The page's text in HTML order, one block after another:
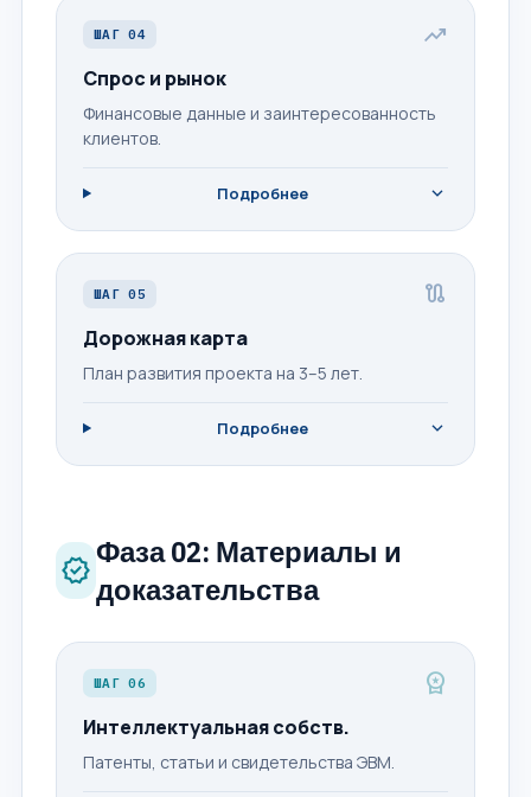
ШАГ 04 trending_up
Спрос и рынок
Финансовые данные и заинтересованность
клиентов.
Подробнее expand_more
ШАГ 05 route
Дорожная карта
План развития проекта на 3–5 лет.
Подробнее expand_more
verifiedФаза 02: Материалы и
доказательства
ШАГ 06 workspace_premium
Интеллектуальная собств.
Патенты, статьи и свидетельства ЭВМ.